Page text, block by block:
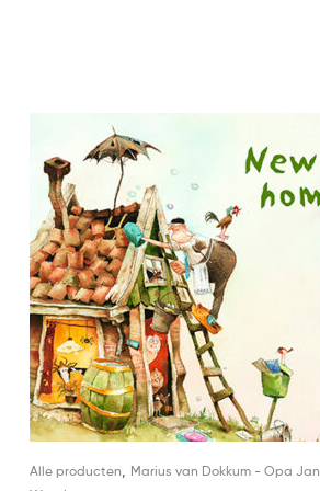
Alle producten, Marius van Dokkum - Opa Jan